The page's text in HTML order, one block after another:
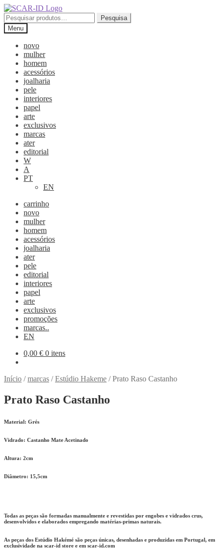
Ir
para
a
navegação
Saltar
para
o
conteúdo
Pesquisar
por:
Pesquisa
Menu
novo
mulher
homem
acessórios
joalharia
pele
interiores
papel
arte
exclusivos
marcas
ater
editorial
W
A
PT
EN
carrinho
novo
mulher
homem
acessórios
joalharia
ater
pele
editorial
interiores
papel
arte
exclusivos
promoções
marcas..
EN
0,00 € 0 itens
Início /marcas /Estúdio Hakeme /Prato Raso Castanho
Prato Raso Castanho
Material: Grés
Vidrado: Castanho Mate Acetinado
Altura: 2cm
Diâmetro: 15,5cm
Todas as peças são formadas manualmente e revestidas por engobes e vidrados crus,
desenvolvidos e elaborados empregando matérias-primas naturais.
As peças dos Estúdio Hakémé são peças únicas, desenhadas e produzidas em Portugal, em
exclusividade na scar-id store e em scar-id.com